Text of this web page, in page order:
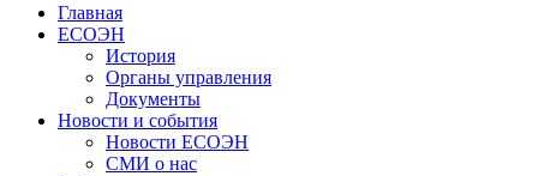
Главная
ЕСОЭН
История
Органы управления
Документы
Новости и события
Новости ЕСОЭН
СМИ о нас